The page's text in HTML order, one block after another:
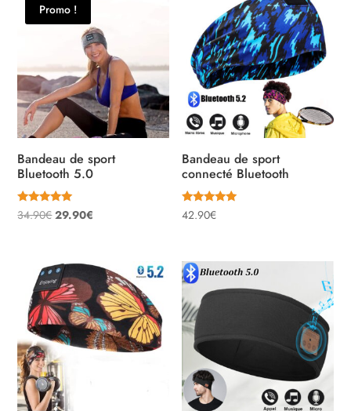
Promo !
Bandeau de sport
Bluetooth 5.0
Note
5.00
34.90€Le
était :
34.90€.
29.90€
est :
29.90€.
Bandeau de sport
connecté Bluetooth
Note
5.00
42.90€